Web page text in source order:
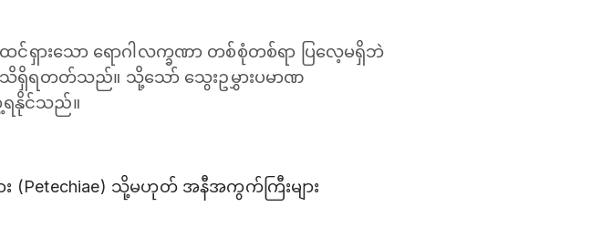
ရှားသော ရောဂါလက္ခဏာ တစ်စုံတစ်ရာ ပြလေ့မရှိဘဲ
သိရှိရတတ်သည်။ သို့သော် သွေးဥမွှားပမာဏ
ရနိုင်သည်။
(Petechiae) သို့မဟုတ် အနီအကွက်ကြီးများ